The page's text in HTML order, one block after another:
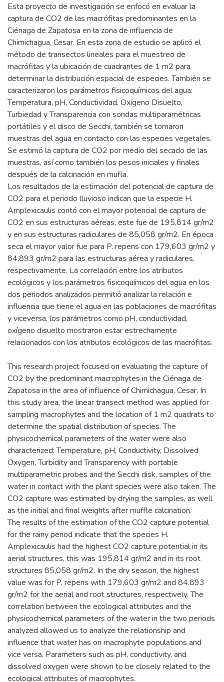
Esta proyecto de investigación se enfocó en evaluar la
captura de CO2 de las macrófitas predominantes en la
Ciénaga de Zapatosa en la zona de influencia de
Chimichagua, Cesar. En esta zona de estudio se aplicó el
método de transectos lineales para el muestreo de
macrófitas y la ubicación de cuadrantes de 1 m2 para
determinar la distribución espacial de especies. También se
caracterizaron los parámetros fisicoquímicos del agua:
Temperatura, pH, Conductividad, Oxígeno Disuelto,
Turbiedad y Transparencia con sondas multiparamétricas
portátiles y el disco de Secchi, también se tomaron
muestras del agua en contacto con las especies vegetales.
Se estimó la captura de CO2 por medio del secado de las
muestras, así como también los pesos iniciales y finales
después de la calcinación en mufla.
Los resultados de la estimación del potencial de captura de
CO2 para el periodo lluvioso indican que la especie H.
Amplexicaulis contó con el mayor potencial de captura de
CO2 en sus estructuras aéreas, este fue de 195,814 gr/m2
y en sus estructuras radiculares de 85,058 gr/m2. En época
seca el mayor valor fue para P. repens con 179,603 gr/m2 y
84,893 gr/m2 para las estructuras aérea y radiculares,
respectivamente. La correlación entre los atributos
ecológicos y los parámetros fisicoquímicos del agua en los
dos periodos analizados permitió analizar la relación e
influencia que tiene el agua en las poblaciones de macrófitas
y viceversa. los parámetros como pH, conductividad,
oxígeno disuelto mostraron estar estrechamente
relacionados con los atributos ecológicos de las macrófitas.
This research project focused on evaluating the capture of
CO2 by the predominant macrophytes in the Ciénaga de
Zapatosa in the area of influence of Chimichagua, Cesar. In
this study area, the linear transect method was applied for
sampling macrophytes and the location of 1 m2 quadrats to
determine the spatial distribution of species. The
physicochemical parameters of the water were also
characterized: Temperature, pH, Conductivity, Dissolved
Oxygen, Turbidity and Transparency with portable
multiparametric probes and the Secchi disk, samples of the
water in contact with the plant species were also taken. The
CO2 capture was estimated by drying the samples, as well
as the initial and final weights after muffle calcination.
The results of the estimation of the CO2 capture potential
for the rainy period indicate that the species H.
Amplexicaulis had the highest CO2 capture potential in its
aerial structures, this was 195,814 gr/m2 and in its root
structures 85,058 gr/m2. In the dry season, the highest
value was for P. repens with 179,603 gr/m2 and 84,893
gr/m2 for the aerial and root structures, respectively. The
correlation between the ecological attributes and the
physicochemical parameters of the water in the two periods
analyzed allowed us to analyze the relationship and
influence that water has on macrophyte populations and
vice versa. Parameters such as pH, conductivity, and
dissolved oxygen were shown to be closely related to the
ecological attributes of macrophytes.